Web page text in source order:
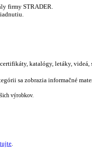
firmy STRADER.
certifikáty, katalógy, letáky, videá,
sa zobrazia informačné
výrobkov.